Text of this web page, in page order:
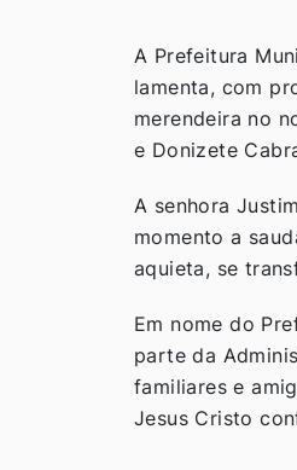
A Prefeitura
lamenta, com
merendeira no
e Donizete
A senhora
momento a
aquieta, se
Em nome do
parte da
familiares e
Jesus Cristo